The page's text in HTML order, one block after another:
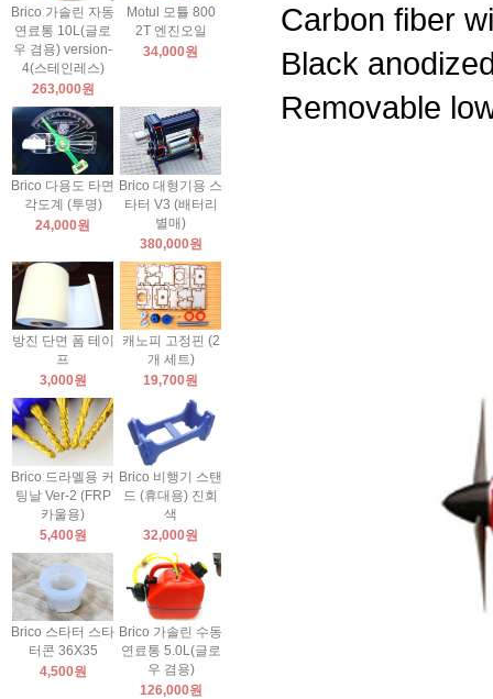
Brico 가솔린 자동
연료통 10L(글로
우 겸용) version-
4(스테인레스)
263,000원
Motul 모튤 800
2T 엔진오일
34,000원
Brico 다용도 타면
각도계 (투명)
24,000원
Brico 대형기용 스
타터 V3 (배터리
별매)
380,000원
방진 단면 폼 테이
프
3,000원
캐노피 고정핀 (2
개 세트)
19,700원
Brico 드라멜용 커
팅날 Ver-2 (FRP
카울용)
5,400원
Brico 비행기 스탠
드 (휴대용) 진회
색
32,000원
Brico 스타터 스타
터콘 36X35
4,500원
Brico 가솔린 수동
연료통 5.0L(글로
우 겸용)
126,000원
Carbon fiber
Black
Removable